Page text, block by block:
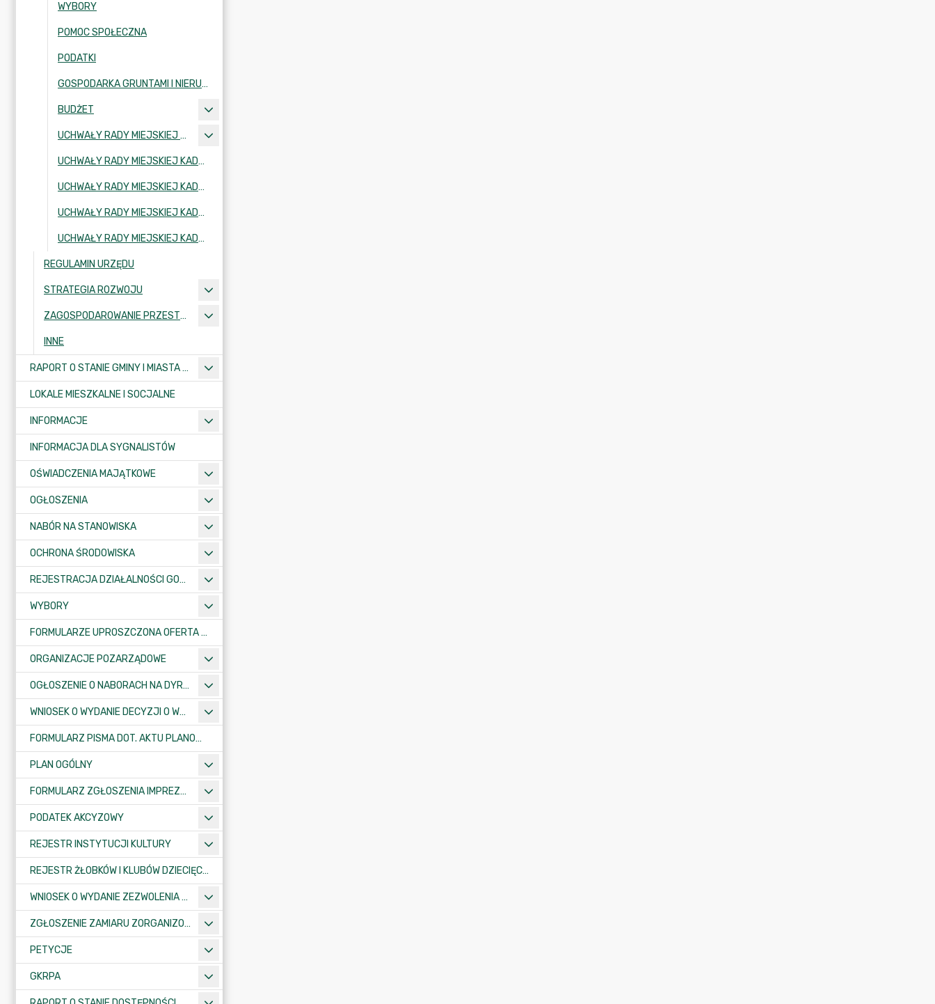
WYBORY
POMOC SPOŁECZNA
PODATKI
GOSPODARKA GRUNTAMI I NIERUCHOMOŚCIAMI
BUDŻET
UCHWAŁY RADY MIEJSKIEJ KADENCJA 2002-2006
UCHWAŁY RADY MIEJSKIEJ KADENCJA 2006-2010
UCHWAŁY RADY MIEJSKIEJ KADENCJA 2010-2014
UCHWAŁY RADY MIEJSKIEJ KADENCJA 2018-2024
UCHWAŁY RADY MIEJSKIEJ KADENCJA 2024-2029
REGULAMIN URZĘDU
STRATEGIA ROZWOJU
ZAGOSPODAROWANIE PRZESTRZENNE
INNE
RAPORT O STANIE GMINY I MIASTA KRAJENKA
LOKALE MIESZKALNE I SOCJALNE
INFORMACJE
INFORMACJA DLA SYGNALISTÓW
OŚWIADCZENIA MAJĄTKOWE
OGŁOSZENIA
NABÓR NA STANOWISKA
OCHRONA ŚRODOWISKA
REJESTRACJA DZIAŁALNOŚCI GOSPODARCZEJ
WYBORY
FORMULARZE UPROSZCZONA OFERTA WYKONANIA ZADANIA PUBLICZNEGO
ORGANIZACJE POZARZĄDOWE
OGŁOSZENIE O NABORACH NA DYREKTORÓW PLACÓWEK OŚWIATOWYCH
WNIOSEK O WYDANIE DECYZJI O WARUNKACH ZABUDOWY/O USTALENIE INWESTYCJI CELU PUBLICZNEGO
FORMULARZ PISMA DOT. AKTU PLANOWANIA PRZESTRZENNEGO
PLAN OGÓLNY
FORMULARZ ZGŁOSZENIA IMPREZY SPORTOWO-REKREACYJNEJ, ARTYSTYCZNEJ LUB ROZRYWKOWEJ
PODATEK AKCYZOWY
REJESTR INSTYTUCJI KULTURY
REJESTR ŻŁOBKÓW I KLUBÓW DZIECIĘCYCH
WNIOSEK O WYDANIE ZEZWOLENIA NA ZAJĘCIE PASA DROGOWEGO
ZGŁOSZENIE ZAMIARU ZORGANIZOWANIA ZGROMADZENIA
PETYCJE
GKRPA